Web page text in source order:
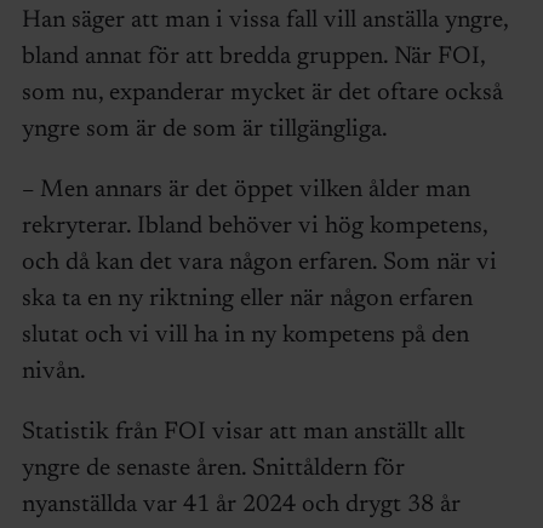
Han säger att man i vissa fall vill anställa yngre,
bland annat för att bredda gruppen. När FOI,
som nu, expanderar mycket är det oftare också
yngre som är de som är tillgängliga.
– Men annars är det öppet vilken ålder man
rekryterar. Ibland behöver vi hög kompetens,
och då kan det vara någon erfaren. Som när vi
ska ta en ny riktning eller när någon erfaren
slutat och vi vill ha in ny kompetens på den
nivån.
Statistik från FOI visar att man anställt allt
yngre de senaste åren. Snittåldern för
nyanställda var 41 år 2024 och drygt 38 år